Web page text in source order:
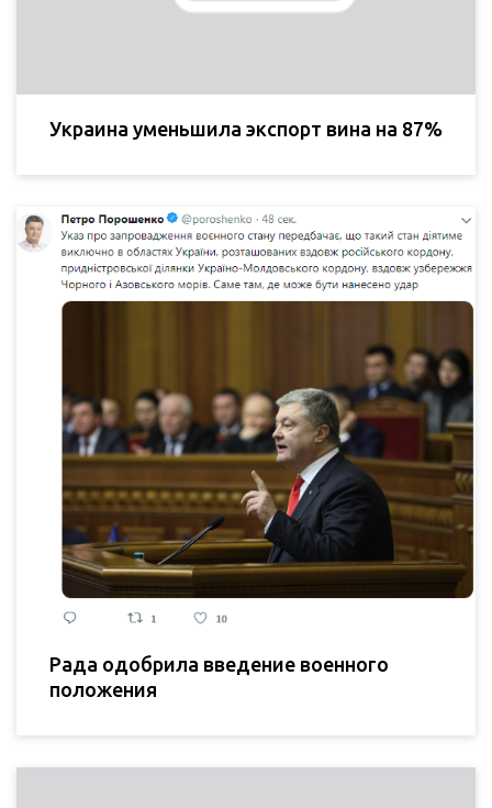
Украина уменьшила экспорт вина на 87%
Рада одобрила введение военного
положения